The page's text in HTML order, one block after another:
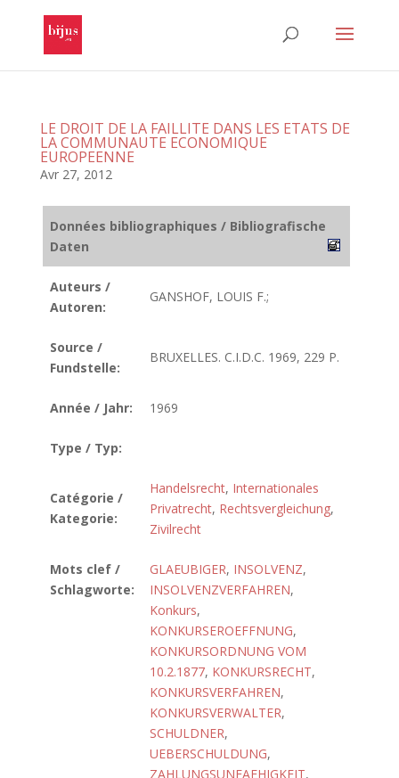
LE DROIT DE LA FAILLITE DANS LES ETATS DE
LA COMMUNAUTE ECONOMIQUE
EUROPEENNE
Avr 27, 2012
Données bibliographiques / Bibliografische
Daten
Auteurs /
Autoren:
GANSHOF, LOUIS F.;
Source /
Fundstelle:
BRUXELLES. C.I.D.C. 1969, 229 P.
Année / Jahr: 1969
Type / Typ:
Catégorie /
Kategorie:
Handelsrecht, Internationales
Privatrecht, Rechtsvergleichung,
Zivilrecht
Mots clef /
Schlagworte:
GLAEUBIGER, INSOLVENZ,
INSOLVENZVERFAHREN,
Konkurs,
KONKURSEROEFFNUNG,
KONKURSORDNUNG VOM
10.2.1877, KONKURSRECHT,
KONKURSVERFAHREN,
KONKURSVERWALTER,
SCHULDNER,
UEBERSCHULDUNG,
ZAHLUNGSUNFAEHIGKEIT,